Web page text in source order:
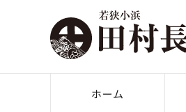
ホーム